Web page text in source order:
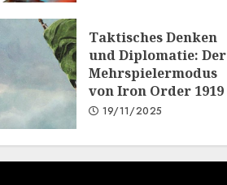
Taktisches Denken
und Diplomatie: Der
Mehrspielermodus
von Iron Order 1919
19/11/2025